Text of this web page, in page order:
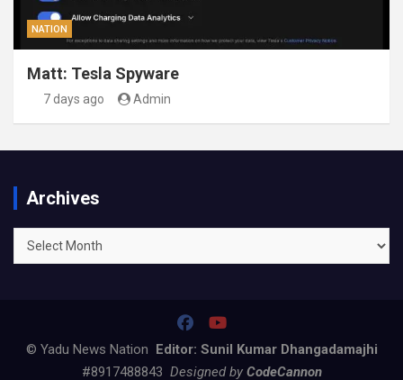
NATION
Matt: Tesla Spyware
7 days ago Admin
Archives
Archives
© Yadu News Nation Editor: Sunil Kumar Dhangadamajhi
#8917488843 Designed by CodeCannon